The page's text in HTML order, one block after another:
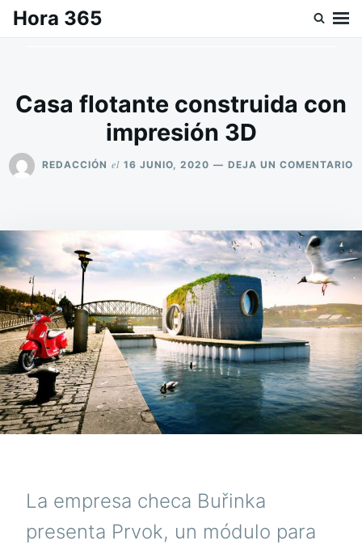
SaltarBuscar:
Hora 365
Casa flotante construida con
impresión 3D
REDACCIÓN el 16 JUNIO, 2020 DEJA UN COMENTARIO
La empresa checa Buřinka
presenta Prvok, un módulo para